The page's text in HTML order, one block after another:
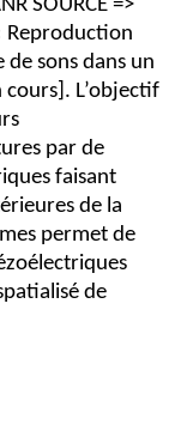
SOURCE =>
Reproduction
de sons dans un
cours]. L’objectif
par de
faisant
de la
permet de
de